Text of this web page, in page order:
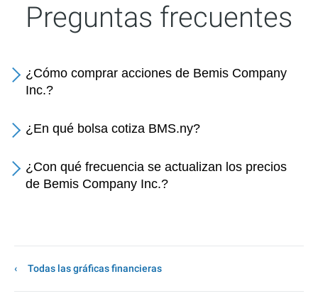
Preguntas frecuentes
¿Cómo comprar acciones de Bemis Company
Inc.?
¿En qué bolsa cotiza BMS.ny?
¿Con qué frecuencia se actualizan los precios
de Bemis Company Inc.?
Todas las gráficas financieras